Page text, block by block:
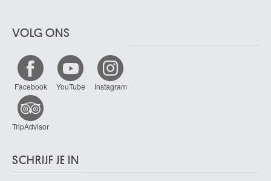
VOLG ONS
Facebook YouTube Instagram
TripAdvisor
SCHRIJF JE IN